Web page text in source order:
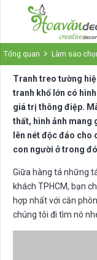
Tổng quan Làm sao
Tranh treo tường
tranh khổ lớn có
giá trị thông điệp.
thất, hình ảnh mang
lên nét độc đáo cho
con người ở trong
Giữa hàng tá những
khách TPHCM, bạn
hợp nhất với căn
chúng tôi đi tìm nó